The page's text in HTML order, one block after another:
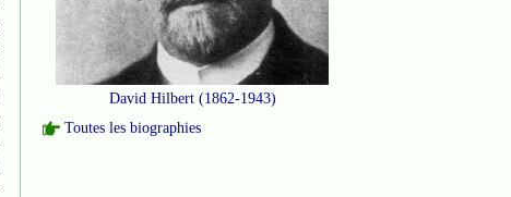
David Hilbert (1862-1943)
Toutes les biographies